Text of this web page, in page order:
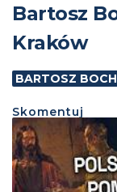
Bartosz
Kraków
BARTOSZ
Skomentuj